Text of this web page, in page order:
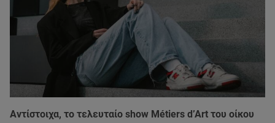
Αντίστοιχα, το τελευταίο show Métiers d’Art του οίκου